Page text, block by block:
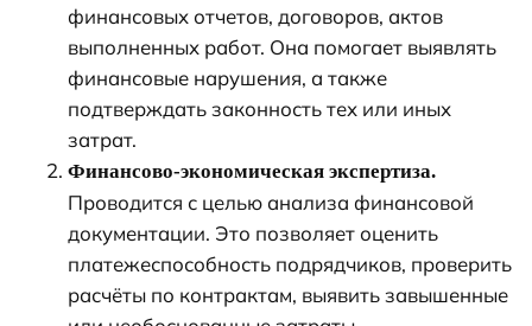
финансовых отчетов, договоров, актов
выполненных работ. Она помогает выявлять
финансовые нарушения, а также
подтверждать законность тех или иных
затрат.
Финансово-экономическая экспертиза.
Проводится с целью анализа финансовой
документации. Это позволяет оценить
платежеспособность подрядчиков, проверить
расчёты по контрактам, выявить завышенные